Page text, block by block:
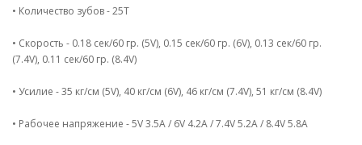
• Количество зубов - 25T
• Скорость - 0.18 сек/60 гр. (5V), 0.15 сек/60 гр. (6V), 0.13 сек/60 гр.
(7.4V), 0.11 сек/60 гр. (8.4V)
• Усилие - 35 кг/см (5V), 40 кг/см (6V), 46 кг/см (7.4V), 51 кг/см (8.4V)
• Рабочее напряжение - 5V 3.5A / 6V 4.2A / 7.4V 5.2A / 8.4V 5.8A